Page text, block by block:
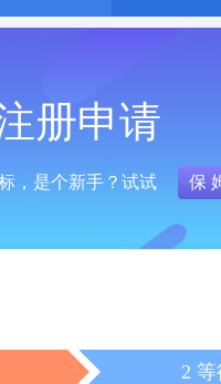
册申请
，是个新手？试试 保
2